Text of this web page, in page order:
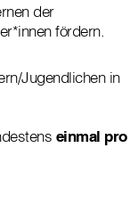
der
fördern.
Jugendlichen in
einmal pro